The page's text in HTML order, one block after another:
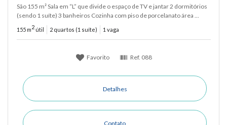
São 155 m² Sala em “L” que divide o espaço de TV e jantar 2 dormitórios
(sendo 1 suíte) 3 banheiros Cozinha com piso de porcelanato área ...
155 m2 útil 2 quartos (1 suíte) 1 vaga
Favorito Ref. 088
Detalhes
Contato